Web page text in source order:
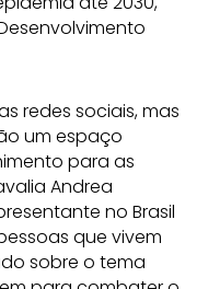
redes sociais, mas
um espaço
para as
Andrea
no Brasil
que vivem
sobre o tema